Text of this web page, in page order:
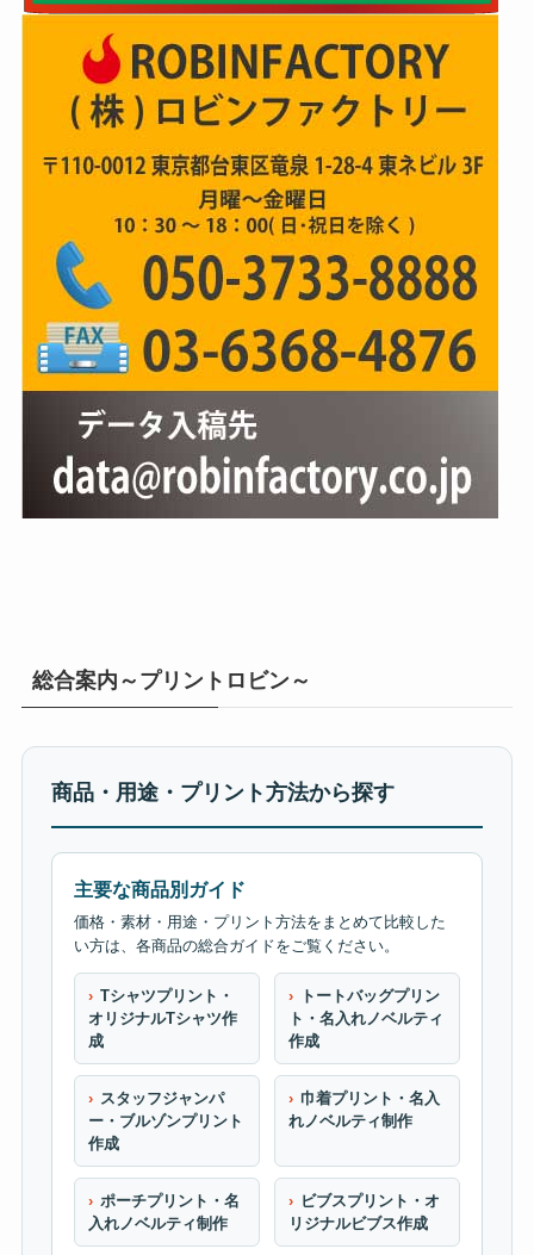
総合案内～プリントロビン～
商品・用途・プリント方法から探す
主要な商品別ガイド
価格・素材・用途・プリント方法をまとめて比較した
い方は、各商品の総合ガイドをご覧ください。
Tシャツプリント・
オリジナルTシャツ作
成
トートバッグプリン
ト・名入れノベルティ
作成
スタッフジャンパ
ー・ブルゾンプリント
作成
巾着プリント・名入
れノベルティ制作
ポーチプリント・名
入れノベルティ制作
ビブスプリント・オ
リジナルビブス作成